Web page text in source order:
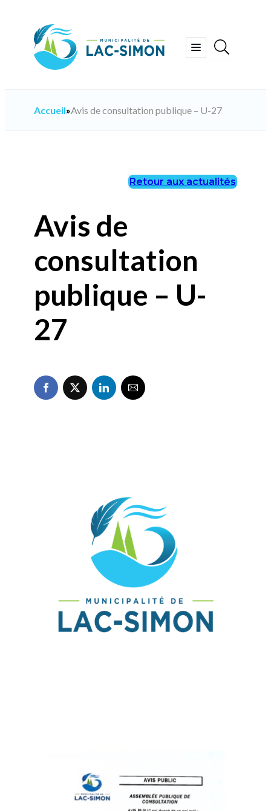
Ouvrir
Accueil»Avis de consultation publique – U-27
Retour aux actualités
Avis de
consultation
publique – U-
27